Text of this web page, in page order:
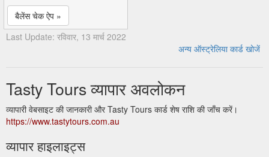
बैलेंस चेक ऐप »
Last Update: रविवार, 13 मार्च 2022
अन्य ऑस्ट्रेलिया कार्ड खोजें
Tasty Tours व्यापार अवलोकन
व्यापारी वेबसाइट की जानकारी और Tasty Tours कार्ड शेष राशि की जाँच करें।
https://www.tastytours.com.au
व्यापार हाइलाइट्स